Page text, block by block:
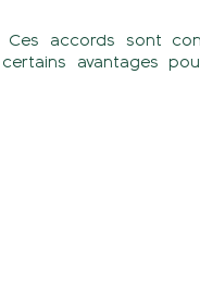
Ces accords sont
avantages